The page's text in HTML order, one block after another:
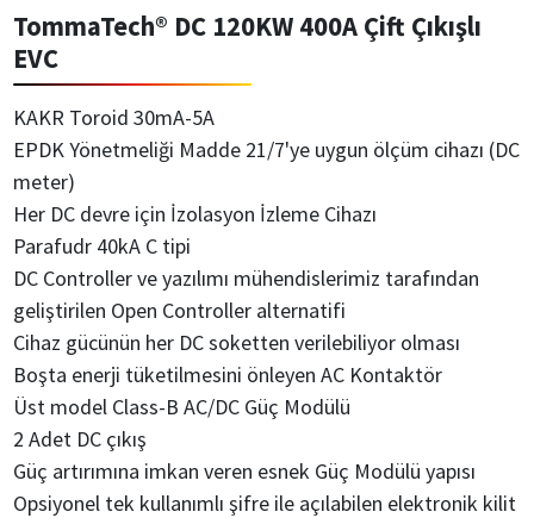
TommaTech® DC 120KW 400A Çift Çıkışlı
EVC
KAKR Toroid 30mA-5A
EPDK Yönetmeliği Madde 21/7'ye uygun ölçüm cihazı (DC
meter)
Her DC devre için İzolasyon İzleme Cihazı
Parafudr 40kA C tipi
DC Controller ve yazılımı mühendislerimiz tarafından
geliştirilen Open Controller alternatifi
Cihaz gücünün her DC soketten verilebiliyor olması
Boşta enerji tüketilmesini önleyen AC Kontaktör
Üst model Class-B AC/DC Güç Modülü
2 Adet DC çıkış
Güç artırımına imkan veren esnek Güç Modülü yapısı
Opsiyonel tek kullanımlı şifre ile açılabilen elektronik kilit